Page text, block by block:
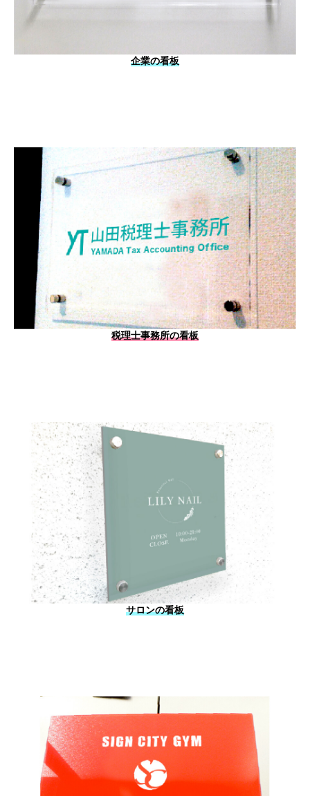
企業の看板
税理士事務所の看板
サロンの看板